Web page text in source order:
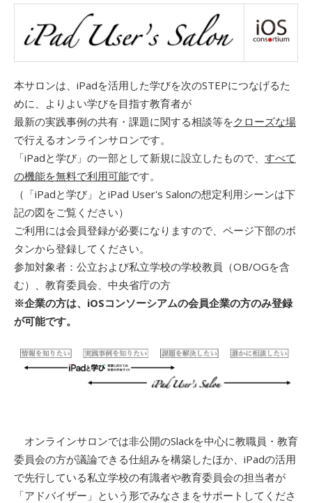
本サロンは、iPadを活用した学びを次のSTEPにつなげるた
めに、よりよい学びを目指す教育者が
最新の実践事例の共有・課題に関する相談等をクローズな場
で行えるオンラインサロンです。
「iPadと学び」の一部として新規に設立したもので、 すべて
の機能を無料で利用可能です。
（「iPadと学び」とiPad User's Salonの想定利用シーンは下
記の図をご覧ください）
ご利用には会員登録が必要になりますので、ページ下部のボ
タンから登録してください。
参加対象者：公立および私立学校の学校教員（OB/OGを含
む）、教育委員会、中央省庁の方
※企業の方は、iOSコンソーシアムの会員企業の方のみ登録
が可能です。
オンラインサロンでは非公開のSlackを中心に教職員・教育
委員会の方が議論できる仕組みを構築したほか、iPadの活用
で先行している私立学校の有識者や教育委員会の担当者が
「アドバイザー」という形でみなさまをサポートしてくださ